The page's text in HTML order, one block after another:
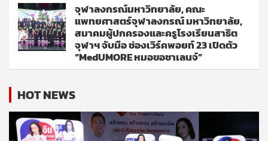
จุฬาลงกรณ์มหาวิทยาลัย, คณะ
แพทยศาสตร์จุฬาลงกรณ์ มหาวิทยาลัย,
สมาคมผู้ปกครองและครูโรงเรียนสาธิต
จุฬาฯ จับมือ ช่องเวิร์คพอยท์ 23 เปิดตัว
“MedUMORE หมอขอชาเลนจ์”
HOT NEWS